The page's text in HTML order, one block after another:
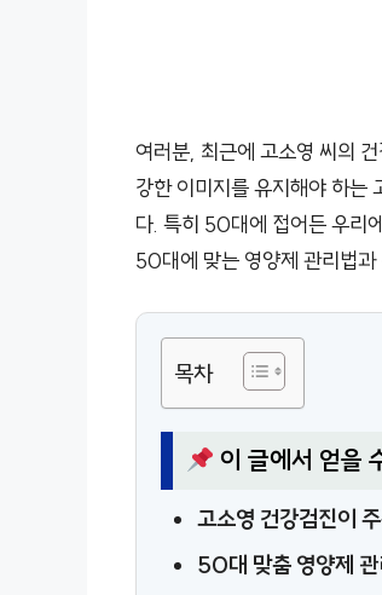
여러분, 최근에 고소영 씨의
강한 이미지를 유지해야 하는
다. 특히 50대에 접어든 우리
50대에 맞는 영양제 관리법과
목차
이 글에서 얻을
고소영 건강검진이
50대 맞춤 영양제 관